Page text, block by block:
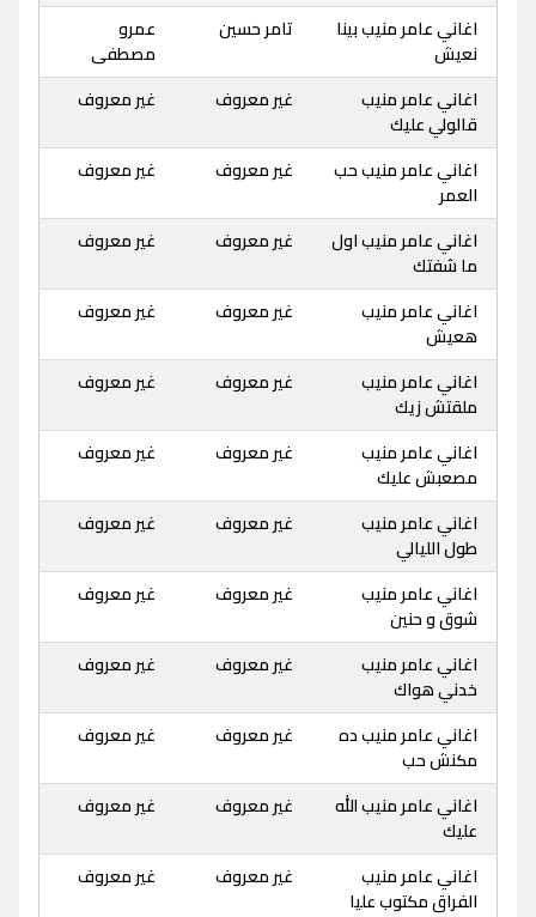
اغاني عامر منيب بينا
نعيش
تامر حسين
عمرو
مصطفى
اغاني عامر منيب
قالولي عليك
غير معروف غير معروف
اغاني عامر منيب حب
العمر
غير معروف غير معروف
اغاني عامر منيب اول
ما شفتك
غير معروف غير معروف
اغاني عامر منيب
هعيش
غير معروف غير معروف
اغاني عامر منيب
ملقتش زيك
غير معروف غير معروف
اغاني عامر منيب
مصعبش عليك
غير معروف غير معروف
اغاني عامر منيب
طول الليالي
غير معروف غير معروف
اغاني عامر منيب
شوق و حنين
غير معروف غير معروف
اغاني عامر منيب
خدني هواك
غير معروف غير معروف
اغاني عامر منيب ده
مكنش حب
غير معروف غير معروف
اغاني عامر منيب الله
عليك
غير معروف غير معروف
اغاني عامر منيب
الفراق مكتوب عليا
غير معروف غير معروف